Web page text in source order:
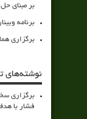
بر مبنای
برنامه
برگزاری
نوشته‌های
برگزاری
فشار با